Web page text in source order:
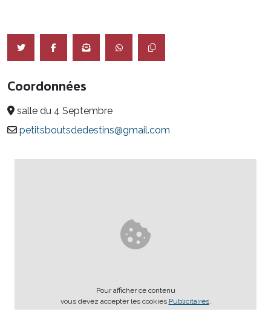
Coordonnées
salle du 4 Septembre
petitsboutsdedestins@gmail.com
Pour afficher ce contenu
vous devez accepter les cookies Publicitaires.